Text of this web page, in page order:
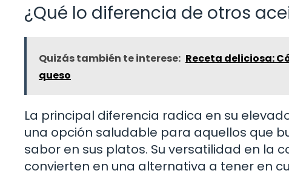
¿Qué lo diferencia de otros
Quizás también te interese: Receta deliciosa:
queso
La principal diferencia radica en su
una opción saludable para aquellos que
sabor en sus platos. Su versatilidad en la
convierten en una alternativa a tener en